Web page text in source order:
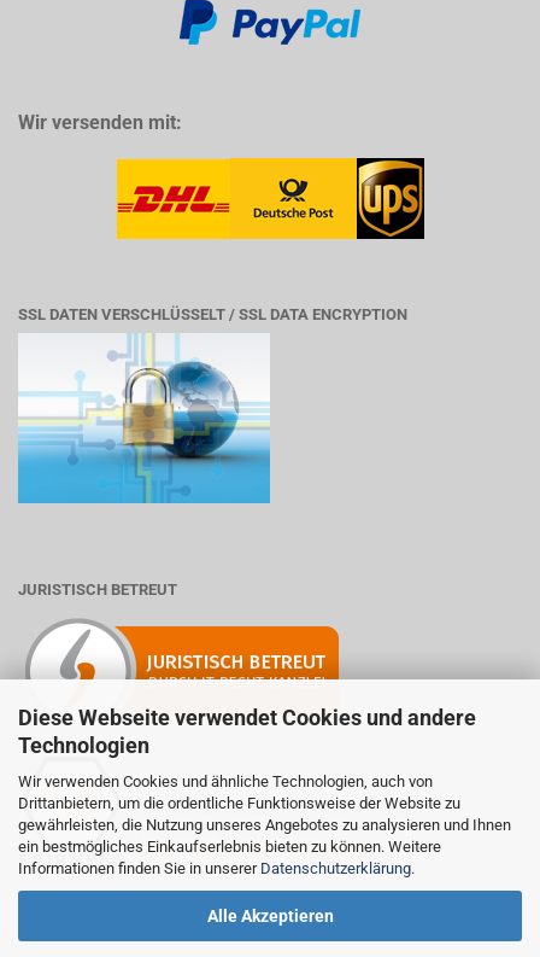
Diese Webseite verwendet Cookies und andere
Technologien
Wir verwenden Cookies und ähnliche Technologien, auch von
Drittanbietern, um die ordentliche Funktionsweise der Website zu
gewährleisten, die Nutzung unseres Angebotes zu analysieren und Ihnen
ein bestmögliches Einkaufserlebnis bieten zu können. Weitere
Informationen finden Sie in unserer Datenschutzerklärung.
Alle Akzeptieren
Wir versenden mit:
SSL DATEN VERSCHLÜSSELT / SSL DATA ENCRYPTION
JURISTISCH BETREUT
Mitglied der Initiative "Fairness im Handel".
Informationen zur Initiative:
https://www.fairness-im-handel.de